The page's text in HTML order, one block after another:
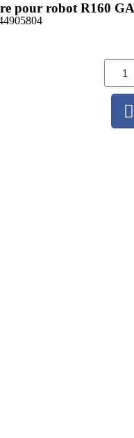
pour robot R160